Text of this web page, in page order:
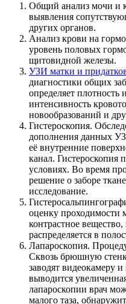
Общий анализ мочи и
выявления
других органов.
Анализ крови на
уровень половых
щитовидной железы.
УЗИ матки и
диагностики общих
определяет плотность
интенсивность
новообразований и
Гистероскопия.
дополнения данных
её внутренние
канал. Гистероскопия
условиях. Во время
решение о заборе
исследование.
оценку проходимости
контрастное
распределяется в
Лапароскопия.
Сквозь брюшную
заводят видеокамеру
выводится
лапароскопии врач
малого таза,